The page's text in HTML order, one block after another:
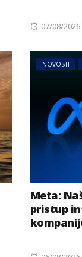
Posted
07/08/2026
NOVOSTI
Meta:
pristup